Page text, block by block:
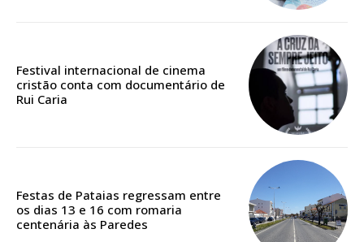
Escolha o plano
DIGITAL ANUAL
16
Festival internacional de cinema
cristão conta com documentário de
Rui Caria
Festas de Pataias regressam entre
os dias 13 e 16 com romaria
centenária às Paredes